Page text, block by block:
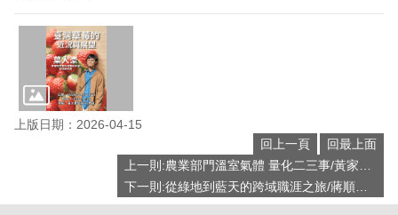
上版日期：2026-04-15
回上一頁
回最上面